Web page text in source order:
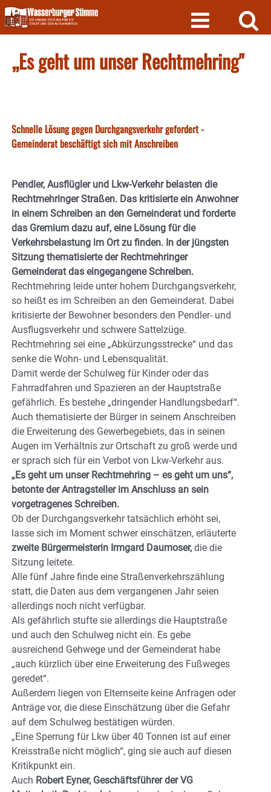
Skip
to
content
„Es geht um unser Rechtmehring"
Schnelle Lösung gegen Durchgangsverkehr gefordert -
Gemeinderat beschäftigt sich mit Anschreiben
Pendler, Ausflügler und Lkw-Verkehr belasten die
Rechtmehringer Straßen. Das kritisierte ein Anwohner
in einem Schreiben an den Gemeinderat und forderte
das Gremium dazu auf, eine Lösung für die
Verkehrsbelastung im Ort zu finden. In der jüngsten
Sitzung thematisierte der Rechtmehringer
Gemeinderat das eingegangene Schreiben.
Rechtmehring leide unter hohem Durchgangsverkehr,
so heißt es im Schreiben an den Gemeinderat. Dabei
kritisierte der Bewohner besonders den Pendler- und
Ausflugsverkehr und schwere Sattelzüge.
Rechtmehring sei eine „Abkürzungsstrecke“ und das
senke die Wohn- und Lebensqualität.
Damit werde der Schulweg für Kinder oder das
Fahrradfahren und Spazieren an der Hauptstraße
gefährlich. Es bestehe „dringender Handlungsbedarf“.
Auch thematisierte der Bürger in seinem Anschreiben
die Erweiterung des Gewerbegebiets, das in seinen
Augen im Verhältnis zur Ortschaft zu groß werde und
er sprach sich für ein Verbot von Lkw-Verkehr aus.
„Es geht um unser Rechtmehring – es geht um uns“,
betonte der Antragsteller im Anschluss an sein
vorgetragenes Schreiben.
Ob der Durchgangsverkehr tatsächlich erhöht sei,
lasse sich im Moment schwer einschätzen, erläuterte
zweite Bürgermeisterin Irmgard Daumoser, die die
Sitzung leitete.
Alle fünf Jahre finde eine Straßenverkehrszählung
statt, die Daten aus dem vergangenen Jahr seien
allerdings noch nicht verfügbar.
Als gefährlich stufte sie allerdings die Hauptstraße
und auch den Schulweg nicht ein. Es gebe
ausreichend Gehwege und der Gemeinderat habe
„auch kürzlich über eine Erweiterung des Fußweges
geredet“.
Außerdem liegen von Elternseite keine Anfragen oder
Anträge vor, die diese Einschätzung über die Gefahr
auf dem Schulweg bestätigen würden.
„Eine Sperrung für Lkw über 40 Tonnen ist auf einer
Kreisstraße nicht möglich“, ging sie auch auf diesen
Kritikpunkt ein.
Auch Robert Eyner, Geschäftsführer der VG